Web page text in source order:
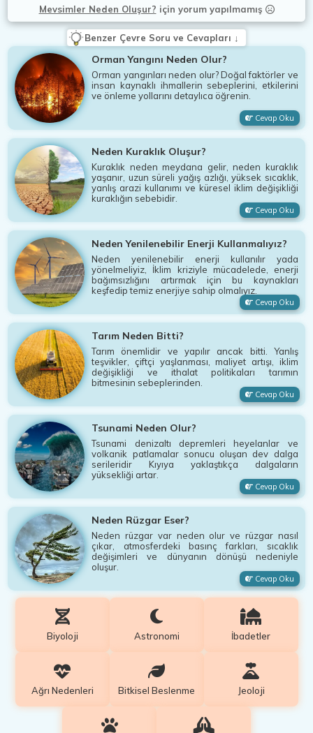
Mevsimler Neden Oluşur? için yorum yapılmamış
Benzer Çevre Soru ve Cevapları ↓
Orman Yangını Neden Olur?
Orman yangınları neden olur? Doğal faktörler ve
insan kaynaklı ihmallerin sebeplerini, etkilerini
ve önleme yollarını detaylıca öğrenin.
Cevap Oku
Neden Kuraklık Oluşur?
Kuraklık neden meydana gelir, neden kuraklık
yaşanır, uzun süreli yağış azlığı, yüksek sıcaklık,
yanlış arazi kullanımı ve küresel iklim değişikliği
kuraklığın sebebidir.
Cevap Oku
Neden Yenilenebilir Enerji Kullanmalıyız?
Neden yenilenebilir enerji kullanılır yada
yönelmeliyiz, İklim kriziyle mücadelede, enerji
bağımsızlığını artırmak için bu kaynakları
keşfedip temiz enerjiye sahip olmalıyız.
Cevap Oku
Tarım Neden Bitti?
Tarım önemlidir ve yapılır ancak bitti. Yanlış
teşvikler, çiftçi yaşlanması, maliyet artışı, iklim
değişikliği ve ithalat politikaları tarımın
bitmesinin sebeplerinden.
Cevap Oku
Tsunami Neden Olur?
Tsunami denizaltı depremleri heyelanlar ve
volkanik patlamalar sonucu oluşan dev dalga
serileridir Kıyıya yaklaştıkça dalgaların
yüksekliği artar.
Cevap Oku
Neden Rüzgar Eser?
Neden rüzgar var neden olur ve rüzgar nasıl
çıkar, atmosferdeki basınç farkları, sıcaklık
değişimleri ve dünyanın dönüşü nedeniyle
oluşur.
Cevap Oku
Biyoloji Astronomi İbadetler
Ağrı Nedenleri Bitkisel Beslenme Jeoloji